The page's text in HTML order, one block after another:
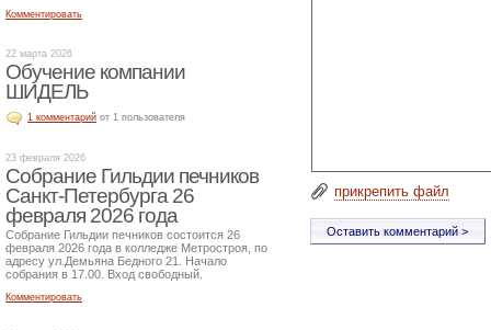
прикрепить файл
Комментировать
22 марта 2026
Обучение компании
ШИДЕЛЬ
1 комментарий от 1 пользователя
23 февраля 2026
Собрание Гильдии печников
Санкт-Петербурга 26
февраля 2026 года
Собрание Гильдии печников состоится 26
февраля 2026 года в колледже Метростроя, по
адресу ул.Демьяна Бедного 21. Начало
собрания в 17.00. Вход свободный.
Комментировать